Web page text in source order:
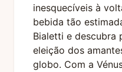
inesquecíveis à
bebida tão
Bialetti e descubra
eleição dos
globo. Com a